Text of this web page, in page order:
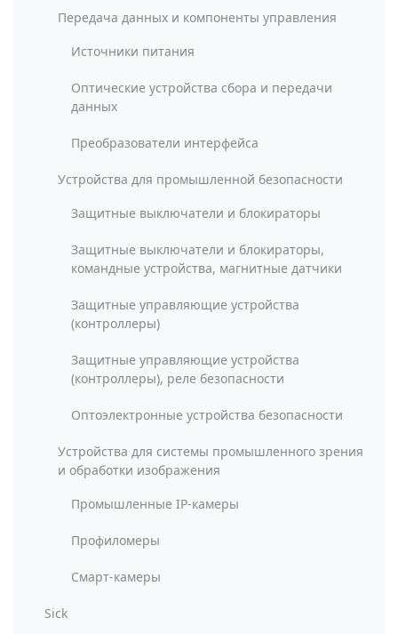
Передача данных и компоненты управления
Источники питания
Оптические устройства сбора и передачи
данных
Преобразователи интерфейса
Устройства для промышленной безопасности
Защитные выключатели и блокираторы
Защитные выключатели и блокираторы,
командные устройства, магнитные датчики
Защитные управляющие устройства
(контроллеры)
Защитные управляющие устройства
(контроллеры), реле безопасности
Оптоэлектронные устройства безопасности
Устройства для системы промышленного зрения
и обработки изображения
Промышленные IP-камеры
Профиломеры
Смарт-камеры
Sick